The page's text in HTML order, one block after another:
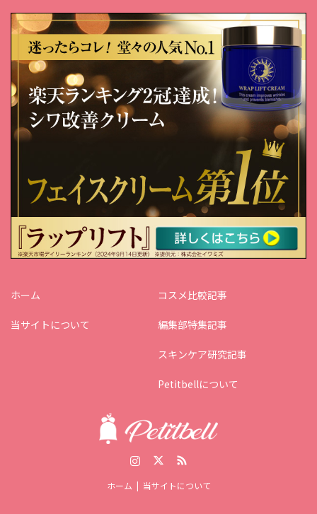
ホーム
当サイトについて
コスメ比較記事
編集部特集記事
スキンケア研究記事
Petitbellについて
ホーム 当サイトについて